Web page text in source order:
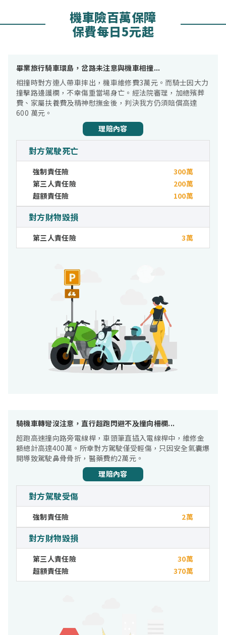
機車險百萬保障
保費每日5元起
畢業旅行騎車環島，岔路未注意與機車相撞...
相撞時對方連人帶車摔出，機車維修費3萬元。而騎士因大力
撞擊路邊護欄，不幸傷重當場身亡。經法院審理，加總殯葬
費、家屬扶養費及精神慰撫金後，判決我方仍須賠償高達
600 萬元。
理賠內容
對方駕駛死亡
強制責任險
300萬
第三人責任險
200萬
超額責任險
100萬
對方財物毀損
第三人責任險 3萬
騎機車轉彎沒注意，直行超跑閃避不及撞向柵欄...
超跑高速撞向路旁電線桿，車頭筆直插入電線桿中，維修金
額總計高達400萬。所幸對方駕駛僅受輕傷，只因安全氣囊爆
開導致駕駛鼻骨骨折，醫藥費約2萬元。
理賠內容
對方駕駛受傷
強制責任險 2萬
對方財物毀損
第三人責任險
30萬
超額責任險
370萬